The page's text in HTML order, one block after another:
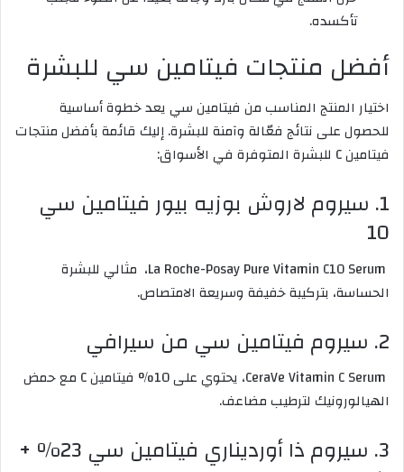
تأكسده.
أفضل منتجات فيتامين سي للبشرة
اختيار المنتج المناسب من فيتامين سي يعد خطوة أساسية
للحصول على نتائج فعّالة وآمنة للبشرة. إليك قائمة بأفضل منتجات
فيتامين C للبشرة المتوفرة في الأسواق:
1. سيروم لاروش بوزيه بيور فيتامين سي
10
La Roche-Posay Pure Vitamin C10 Serum، مثالي للبشرة
الحساسة، بتركيبة خفيفة وسريعة الامتصاص.
2. سيروم فيتامين سي من سيرافي
CeraVe Vitamin C Serum، يحتوي على 10% فيتامين C مع حمض
الهيالورونيك لترطيب مضاعف.
3. سيروم ذا أورديناري فيتامين سي 23% +